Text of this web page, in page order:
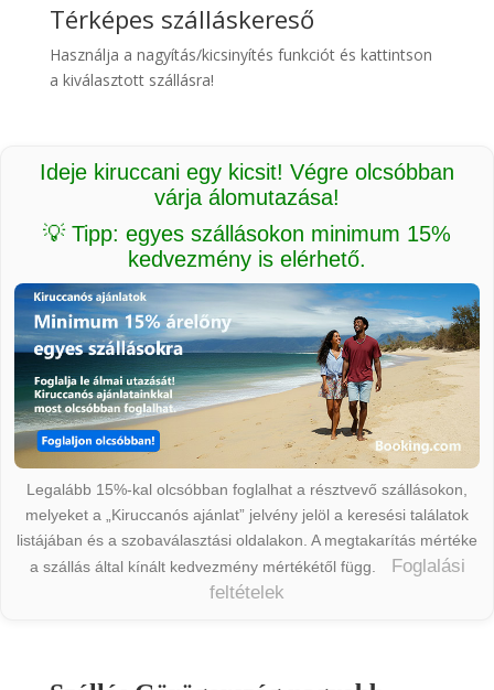
Térképes szálláskereső
Használja a nagyítás/kicsinyítés funkciót és kattintson
a kiválasztott szállásra!
Ideje kiruccani egy kicsit! Végre olcsóbban
várja álomutazása!
💡 Tipp: egyes szállásokon minimum 15%
kedvezmény is elérhető.
Legalább 15%-kal olcsóbban foglalhat a résztvevő szállásokon,
melyeket a „Kiruccanós ajánlat” jelvény jelöl a keresési találatok
listájában és a szobaválasztási oldalakon. A megtakarítás mértéke
a szállás által kínált kedvezmény mértékétől függ.
Foglalási
feltételek